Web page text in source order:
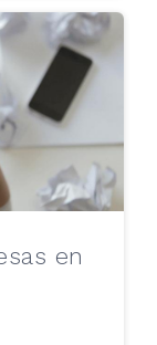
en